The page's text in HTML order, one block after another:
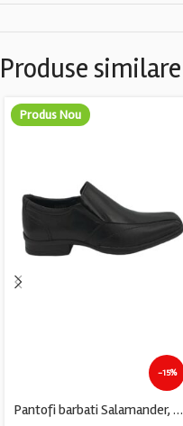
Produse similare
Produs Nou
-15%
Pantofi barbati Salamander, 40, piele, negru